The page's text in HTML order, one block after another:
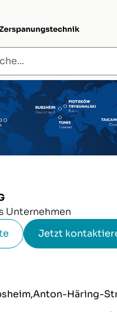
Unternehmen
Jetzt
,Anton-Häring-